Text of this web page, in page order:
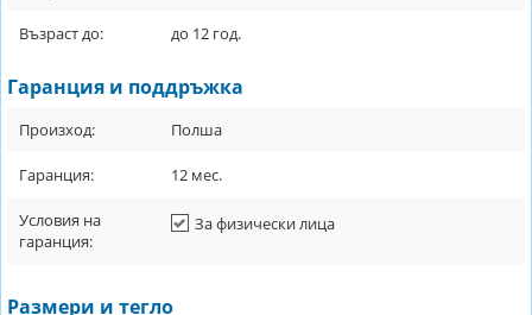
Възраст до: до 12 год.
Гаранция и поддръжка
Произход: Полша
Гаранция: 12 мес.
Условия на
гаранция:
За физически лица
Размери и тегло